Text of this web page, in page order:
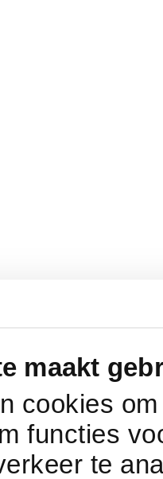
maakt
cookies
functies
te